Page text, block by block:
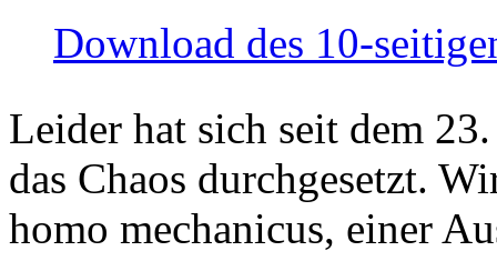
Download des 10-
Leider hat sich seit dem
das Chaos durchgesetzt.
homo mechanicus, einer